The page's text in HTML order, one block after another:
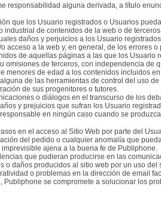
responsabilidad alguna derivada, a título
que los Usuario registrados o Usuarios
industrial de contenidos de la web o de
daños y perjuicios a los Usuario
acceso a la web y, en general, de los errores
de aquellas páginas a las que los
omisiones de terceros, con independencia de
menores de edad a los contenidos incluidos
de las herramientas de control del uso
de sus progenitores o tutores.
o diálogos en el transcurso de los
y prejuicios que sufran los Usuario
en ningún caso cuando se
en el acceso al Sitio Web por parte del
del pedido o cualquier anomalía que
ajena a la buena fe de Publiphone.
que pudieran producirse en las
o daños producidos al sitio web por un uso
o problemas en la dirección de email
Publiphone se compromete a solucionar los